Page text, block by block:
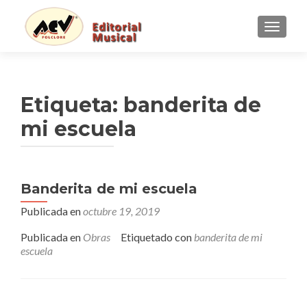
Etiqueta: banderita de
mi escuela
Banderita de mi escuela
Publicada enoctubre 19, 2019
Publicada en Obras Etiquetado con banderita de mi
escuela